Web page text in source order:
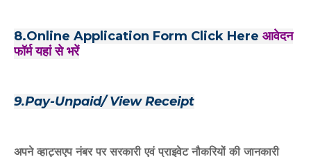
8.Online Application Form Click Here आवेदन
फॉर्म यहां से भरें
9.Pay-Unpaid/ View Receipt
अपने व्हाट्सएप नंबर पर सरकारी एवं प्राइवेट नौकरियों की जानकारी